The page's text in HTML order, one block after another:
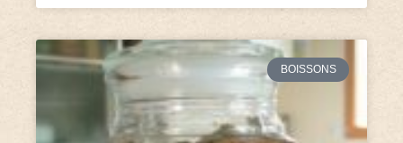
BOISSONS